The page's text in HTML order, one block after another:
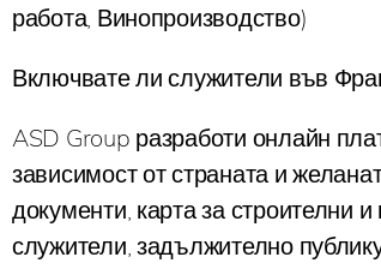
работа, Винопроизводство)
Включвате ли служители във
ASD Group разработи онлайн
зависимост от страната и
документи, карта за строителни
служители, задължително